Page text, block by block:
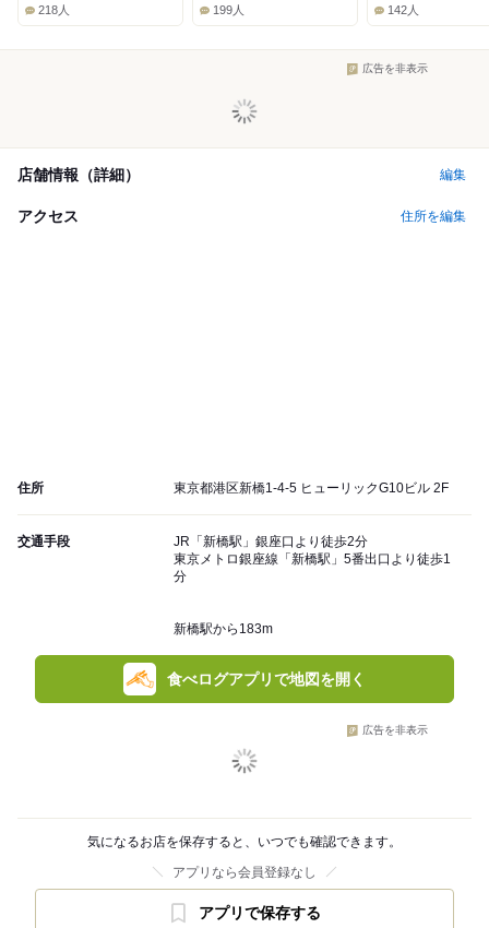
218人
199人
142人
広告を非表示
店舗情報（詳細） 編集
アクセス 住所を編集
住所 東京都港区新橋1-4-5 ヒューリックG10ビル 2F
交通手段
JR「新橋駅」銀座口より徒歩2分
東京メトロ銀座線「新橋駅」5番出口より徒歩1
分
新橋駅から183m
食べログアプリで地図を開く
広告を非表示
気になるお店を保存すると、いつでも確認できます。
アプリなら会員登録なし
アプリで保存する